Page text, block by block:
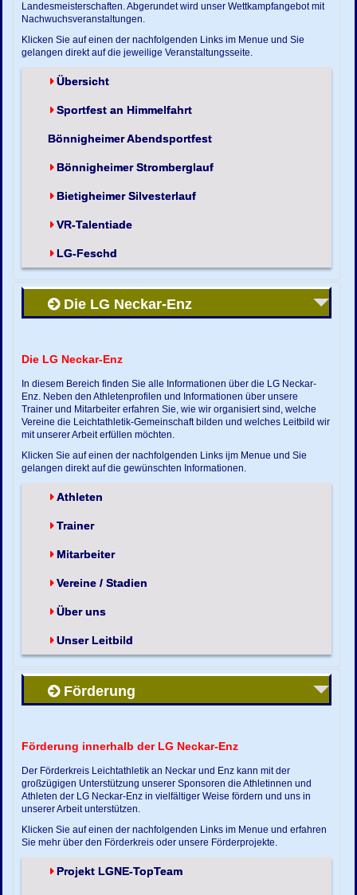
Landesmeisterschaften. Abgerundet wird unser Wettkampfangebot mit
Nachwuchsveranstaltungen.
Klicken Sie auf einen der nachfolgenden Links im Menue und Sie
gelangen direkt auf die jeweilige Veranstaltungsseite.
Übersicht
Sportfest an Himmelfahrt
Bönnigheimer Abendsportfest
Bönnigheimer Stromberglauf
Bietigheimer Silvesterlauf
VR-Talentiade
LG-Feschd
Die LG Neckar-Enz
Die LG Neckar-Enz
In diesem Bereich finden Sie alle Informationen über die LG Neckar-
Enz. Neben den Athletenprofilen und Informationen über unsere
Trainer und Mitarbeiter erfahren Sie, wie wir organisiert sind, welche
Vereine die Leichtathletik-Gemeinschaft bilden und welches Leitbild wir
mit unserer Arbeit erfüllen möchten.
Klicken Sie auf einen der nachfolgenden Links ijm Menue und Sie
gelangen direkt auf die gewünschten Informationen.
Athleten
Trainer
Mitarbeiter
Vereine / Stadien
Über uns
Unser Leitbild
Förderung
Förderung innerhalb der LG Neckar-Enz
Der Förderkreis Leichtathletik an Neckar und Enz kann mit der
großzügigen Unterstützung unserer Sponsoren die Athletinnen und
Athleten der LG Neckar-Enz in vielfältiger Weise fördern und uns in
unserer Arbeit unterstützen.
Klicken Sie auf einen der nachfolgenden Links im Menue und erfahren
Sie mehr über den Förderkreis oder unsere Förderprojekte.
Projekt LGNE-TopTeam